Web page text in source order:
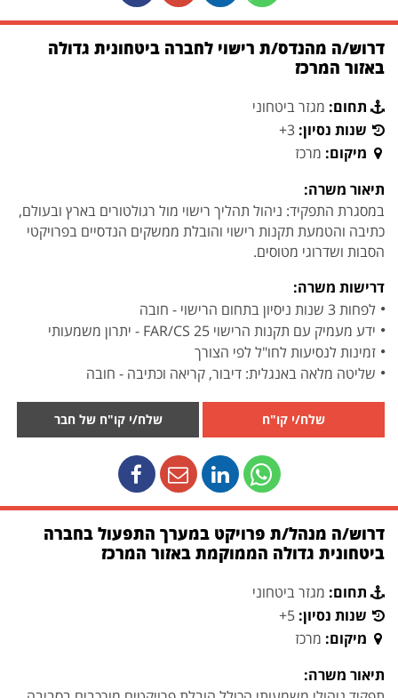
דרוש/ה מהנדס/ת רישוי לחברה ביטחונית גדולה
באזור המרכז
תחום: מגזר ביטחוני
שנות נסיון: 3+
מיקום: מרכז
תיאור משרה:
במסגרת התפקיד: ניהול תהליך רישוי מול רגולטורים בארץ ובעולם,
כתיבה והטמעת תקנות רישוי והובלת ממשקים הנדסיים בפרויקטי
הסבות ושדרוגי מטוסים.
דרישות משרה:
לפחות 3 שנות ניסיון בתחום הרישוי - חובה
ידע מעמיק עם תקנות הרישוי FAR/CS 25 - יתרון משמעותי
זמינות לנסיעות לחו"ל לפי הצורך
שליטה מלאה באנגלית: דיבור, קריאה וכתיבה - חובה
שלח/י קו"ח שלח/י קו"ח של חבר
דרוש/ה מנהל/ת פרויקט במערך התפעול בחברה
ביטחונית גדולה הממוקמת באזור המרכז
תחום: מגזר ביטחוני
שנות נסיון: 5+
מיקום: מרכז
תיאור משרה: